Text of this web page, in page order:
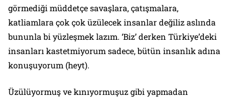
görmediği müddetçe savaşlara, çatışmalara,
katliamlara çok çok üzülecek insanlar değiliz aslında
bununla bi yüzleşmek lazım. ‘Biz’ derken Türkiye’deki
insanları kastetmiyorum sadece, bütün insanlık adına
konuşuyorum (heyt).
Üzülüyormuş ve kınıyormuşuz gibi yapmadan